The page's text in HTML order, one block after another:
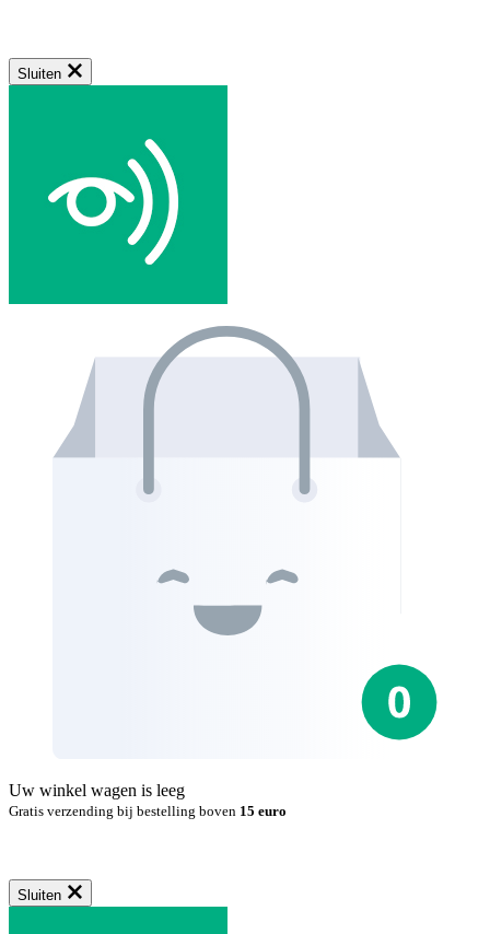
Sluiten
Uw winkel wagen is leeg
Gratis verzending bij bestelling boven 15 euro
Sluiten